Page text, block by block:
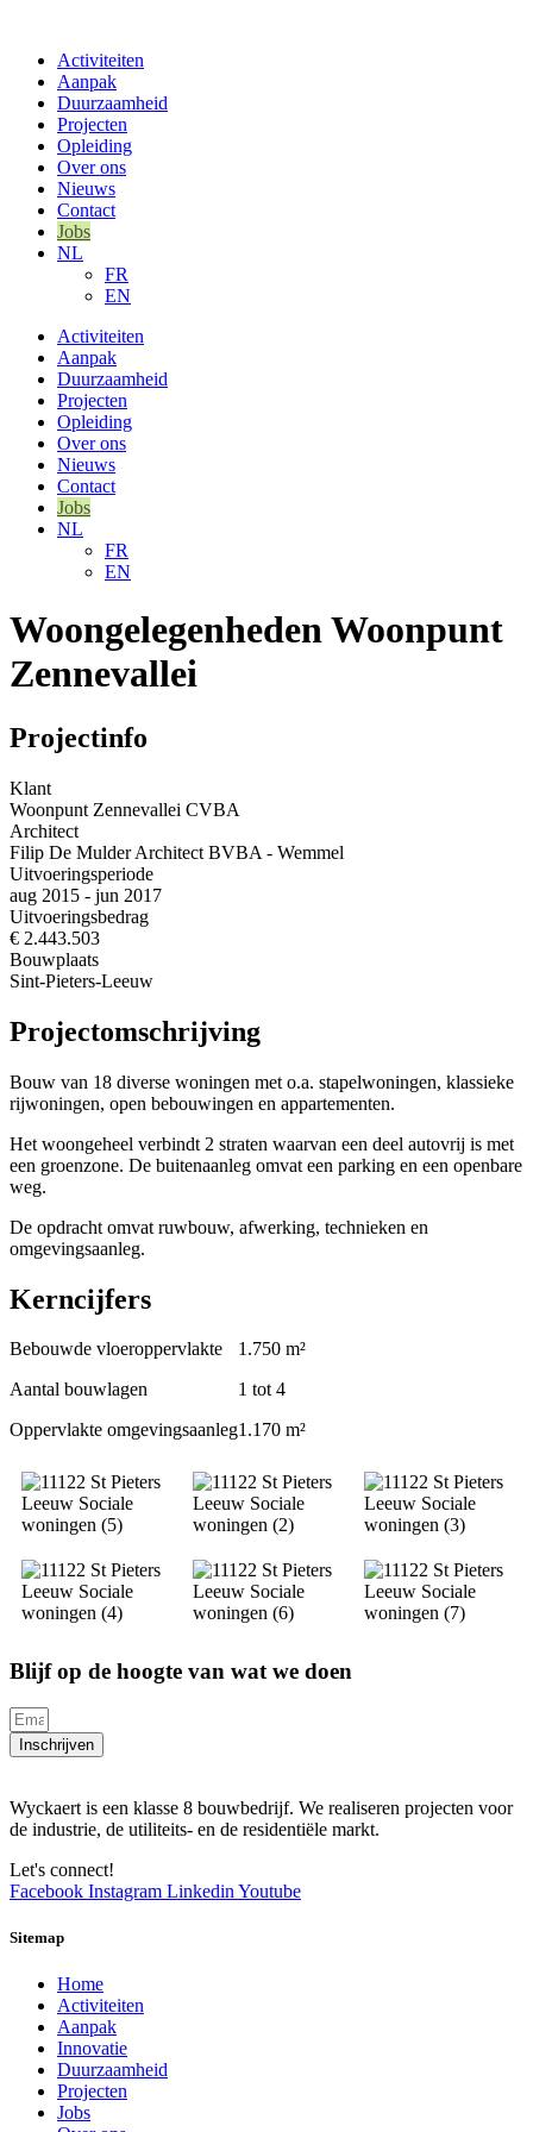
inhoud
Activiteiten
Aanpak
Duurzaamheid
Projecten
Opleiding
Over ons
Nieuws
Contact
Jobs
NL
FR
EN
Activiteiten
Aanpak
Duurzaamheid
Projecten
Opleiding
Over ons
Nieuws
Contact
Jobs
NL
FR
EN
Woongelegenheden Woonpunt
Zennevallei
Projectinfo
Klant
Woonpunt Zennevallei CVBA
Architect
Filip De Mulder Architect BVBA - Wemmel
Uitvoeringsperiode
aug 2015 - jun 2017
Uitvoeringsbedrag
€ 2.443.503
Bouwplaats
Sint-Pieters-Leeuw
Project­omschrijving
Bouw van 18 diverse woningen met o.a. stapelwoningen, klassieke
rijwoningen, open bebouwingen en appartementen.
Het woongeheel verbindt 2 straten waarvan een deel autovrij is met
een groenzone. De buitenaanleg omvat een parking en een openbare
weg.
De opdracht omvat ruwbouw, afwerking, technieken en
omgevingsaanleg.
Kerncijfers
Bebouwde vloeroppervlakte
1.750 m²
Aantal bouwlagen
1 tot 4
Oppervlakte omgevingsaanleg1.170 m²
Blijf op de hoogte van wat we doen
Inschrijven
Wyckaert is een klasse 8 bouwbedrijf. We realiseren projecten voor
de industrie, de utiliteits- en de residentiële markt.
Let's connect!
Facebook Instagram Linkedin Youtube
Sitemap
Home
Activiteiten
Aanpak
Innovatie
Duurzaamheid
Projecten
Jobs